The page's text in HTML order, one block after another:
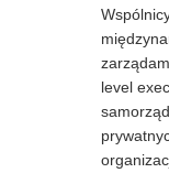
level